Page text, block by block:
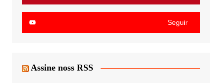
Seguir
Assine noss RSS